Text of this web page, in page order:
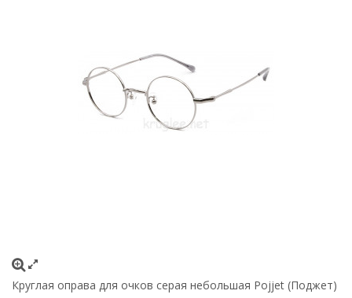
Круглая оправа для очков серая небольшая Pojjet (Поджет)